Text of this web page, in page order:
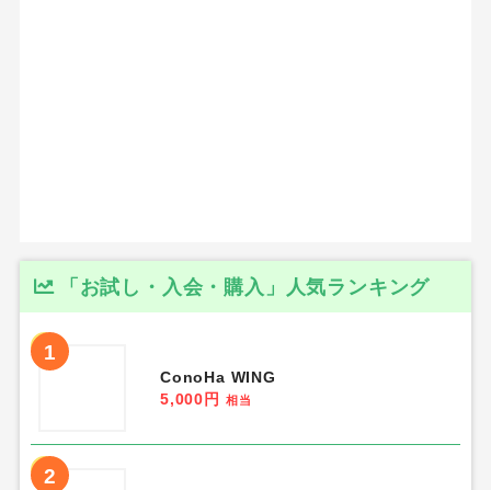
「お試し・入会・購入」人気ランキング
1
ConoHa WING
5,000円 相当
2